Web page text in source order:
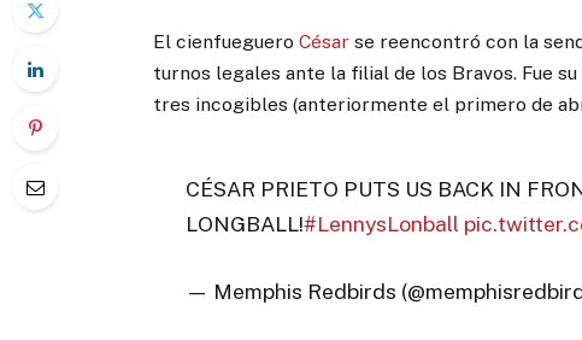
El cienfuegueroCésar se reencontró con la
turnos legales ante la filial de los Bravos. Fue
tres incogibles (anteriormente el primero de
CÉSAR PRIETO PUTS US BACK IN
LONGBALL!#LennysLonball
— Memphis Redbirds